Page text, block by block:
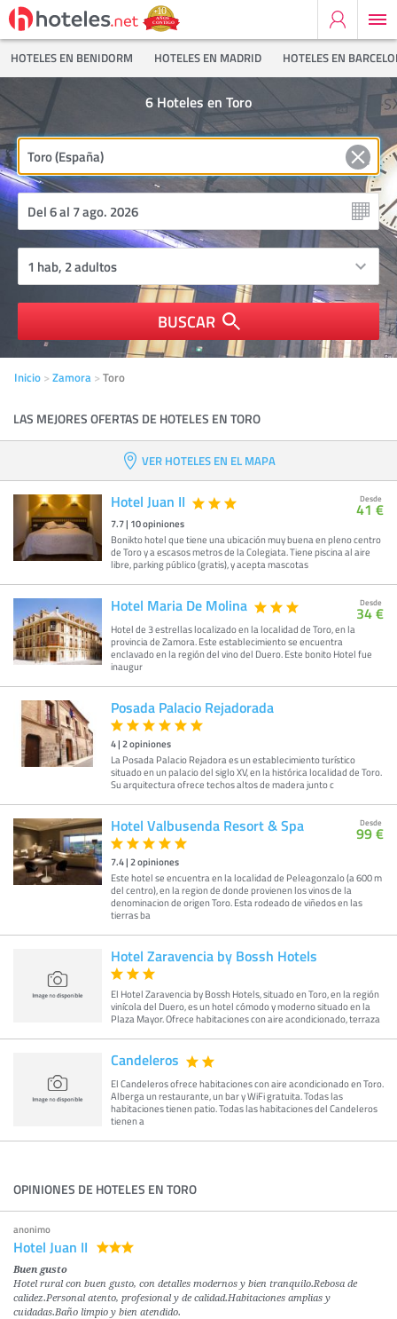
HOTELES EN BENIDORM HOTELES EN MADRID HOTELES EN
Hoteles en Toro
6
BUSCAR
Inicio Zamora Toro
LAS MEJORES OFERTAS DE HOTELES EN TORO
VER HOTELES EN EL MAPA
Hotel Juan II
7.7| 10opiniones
Bonikto hotel que tiene una ubicación muy buena en pleno centro
de Toro y a escasos metros de la Colegiata. Tiene piscina al aire
libre, parking público (gratis), y acepta mascotas
Desde
41 €
Hotel Maria De Molina
Hotel de 3 estrellas localizado en la localidad de Toro, en la
provincia de Zamora. Este establecimiento se encuentra
enclavado en la región del vino del Duero. Este bonito Hotel fue
inaugur
Desde
34 €
Posada Palacio Rejadorada
4|2opiniones
La Posada Palacio Rejadora es un establecimiento turístico
situado en un palacio del siglo XV, en la histórica localidad de Toro.
Su arquitectura ofrece techos altos de madera junto c
Hotel Valbusenda Resort & Spa
7.4|2opiniones
Este hotel se encuentra en la localidad de Peleagonzalo (a 600 m
del centro), en la region de donde provienen los vinos de la
denominacion de origen Toro. Esta rodeado de viñedos en las
tierras ba
Desde
99 €
Hotel Zaravencia by Bossh Hotels
El Hotel Zaravencia by Bossh Hotels, situado en Toro, en la región
vinícola del Duero, es un hotel cómodo y moderno situado en la
Plaza Mayor. Ofrece habitaciones con aire acondicionado, terraza
Candeleros
El Candeleros ofrece habitaciones con aire acondicionado en Toro.
Alberga un restaurante, un bar y WiFi gratuita. Todas las
habitaciones tienen patio. Todas las habitaciones del Candeleros
tienen a
OPINIONES DE HOTELES EN TORO
anonimo
Hotel Juan II
Buen gusto
Hotel rural con buen gusto, con detalles modernos y bien tranquilo.Rebosa de
calidez.Personal atento, profesional y de calidad.Habitaciones amplias y
cuidadas.Baño limpio y bien atendido.